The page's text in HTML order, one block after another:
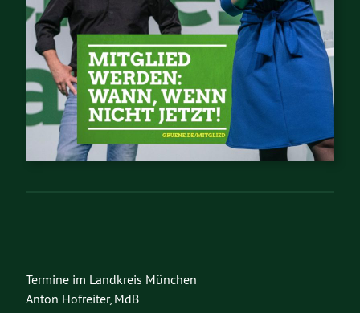
Termine im Landkreis München
Anton Hofreiter, MdB